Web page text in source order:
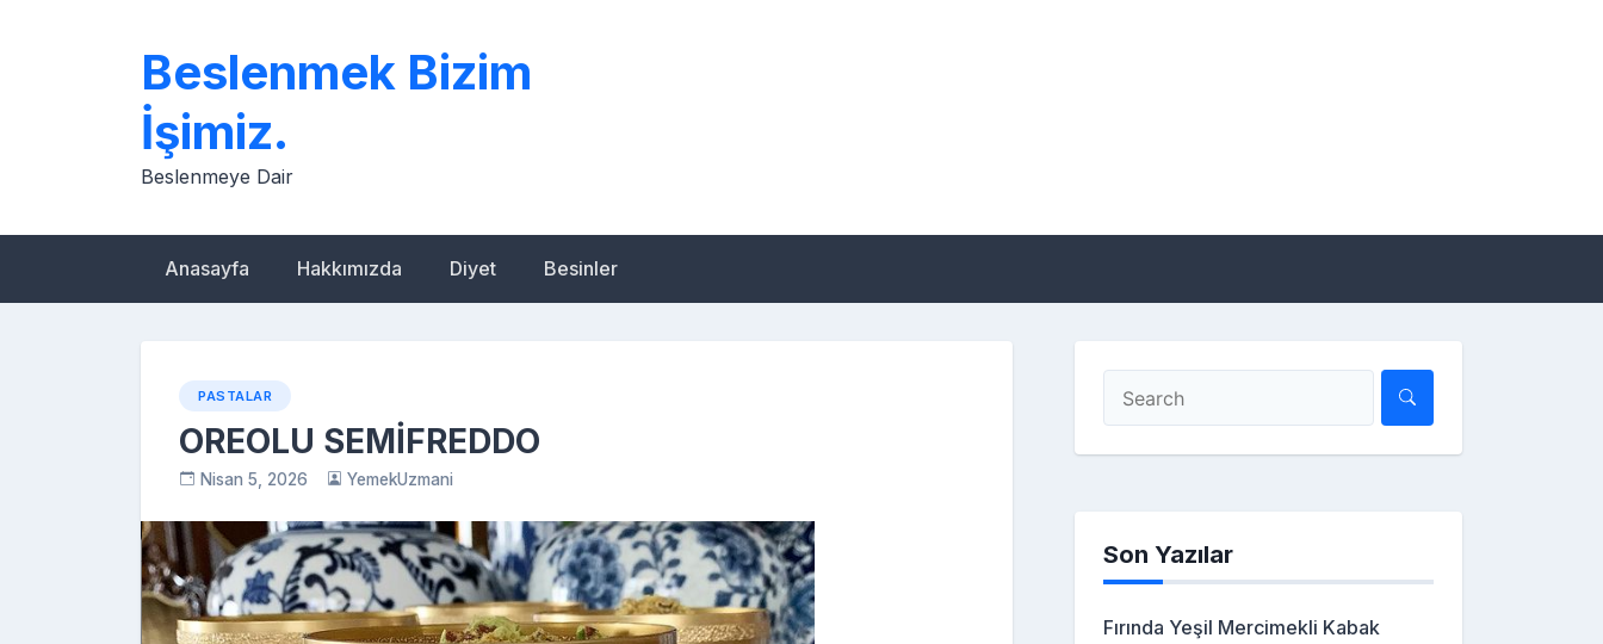
Beslenmek Bizim
İşimiz.
Beslenmeye Dair
Anasayfa Hakkımızda Diyet Besinler
PASTALAR
OREOLU SEMİFREDDO
Nisan 5, 2026 YemekUzmani
Son Yazılar
Fırında Yeşil Mercimekli Kabak